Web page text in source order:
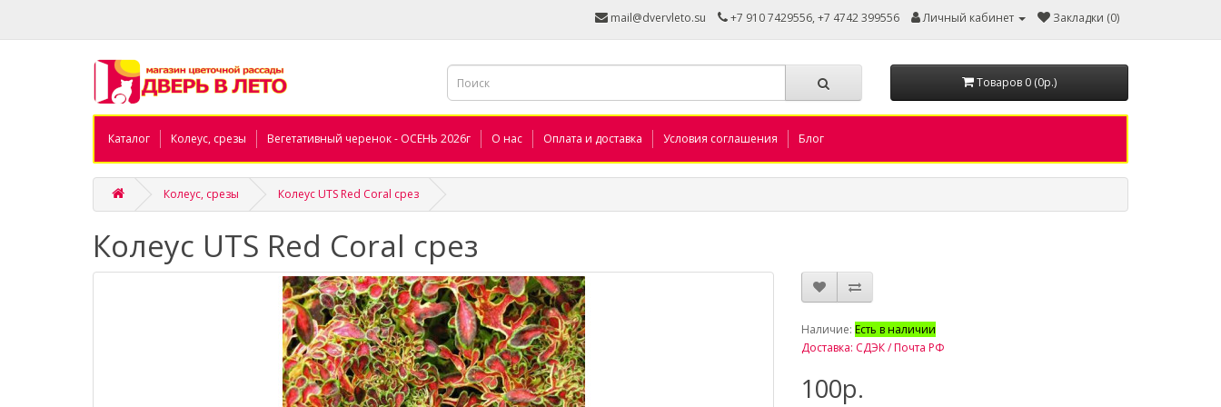
mail@dvervleto.su +7 910 7429556, +7 4742 399556 Личный кабинет Закладки (0)
Товаров 0 (0р.)
Каталог Колеус, срезы Вегетативный черенок - ОСЕНЬ 2026г О нас Оплата и доставка Условия соглашения Блог
Колеус, срезы Колеус UTS Red Coral срез
Колеус UTS Red Coral срез
Наличие: Есть в наличии
Доставка: СДЭК / Почта РФ
100р.